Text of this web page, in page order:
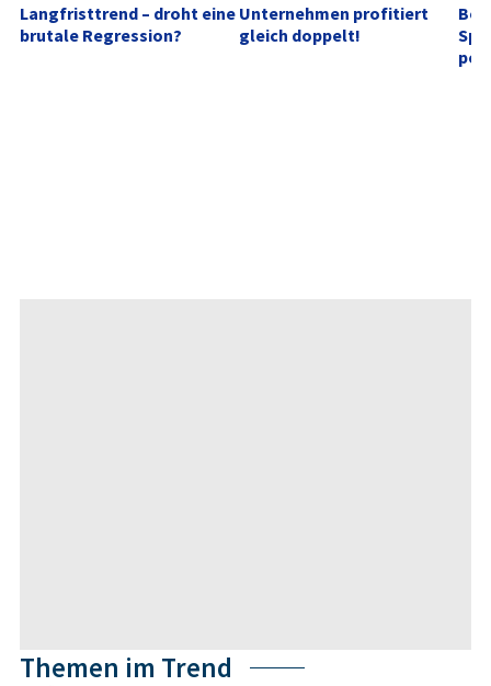
Langfristtrend – droht eine
brutale Regression?
Unternehmen profitiert
gleich doppelt!
Themen im Trend